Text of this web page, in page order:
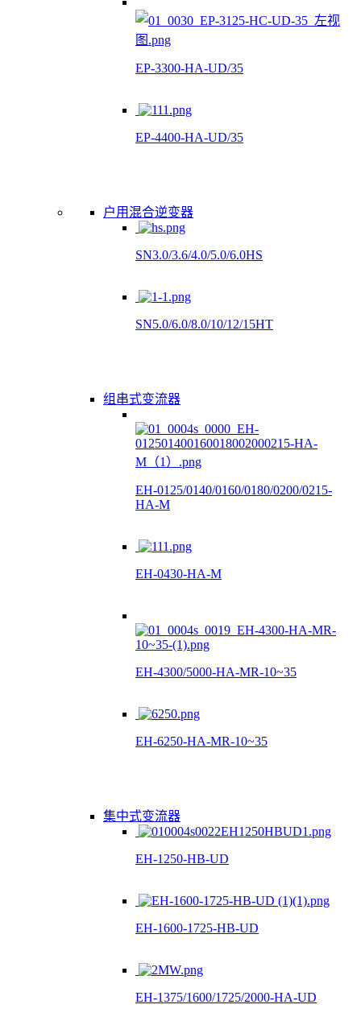
EP-3300-HA-UD/35
EP-4400-HA-UD/35
户用混合逆变器
SN3.0/3.6/4.0/5.0/6.0HS
SN5.0/6.0/8.0/10/12/15HT
组串式变流器
EH-0125/0140/0160/0180/0200/0215-
HA-M
EH-0430-HA-M
EH-4300/5000-HA-MR-10~35
EH-6250-HA-MR-10~35
集中式变流器
EH-1250-HB-UD
EH-1600-1725-HB-UD
EH-1375/1600/1725/2000-HA-UD